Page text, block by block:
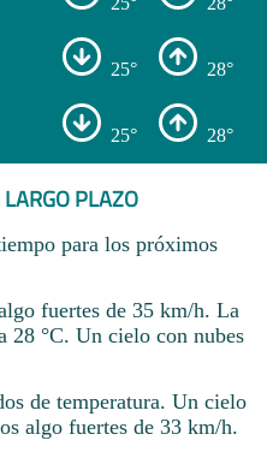
25° 28°
25° 28°
PLAZO
para los próximos
fuertes de 35 km/h. La
28 °C. Un cielo con nubes
de temperatura. Un cielo
algo fuertes de 33 km/h.